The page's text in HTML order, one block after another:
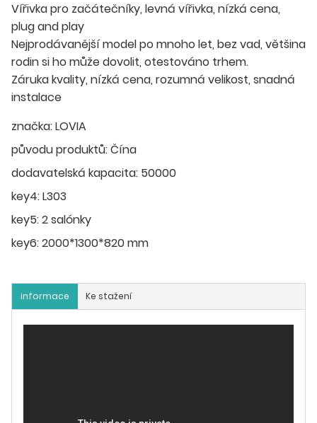
Vířivka pro začátečníky, levná vířivka, nízká cena,
plug and play
Nejprodávanější model po mnoho let, bez vad, většina
rodin si ho může dovolit, otestováno trhem.
Záruka kvality, nízká cena, rozumná velikost, snadná
instalace
značka:LOVIA
původu produktů:Čína
dodavatelská kapacita: 50000
key4:L303
key5:2 salónky
key6:2000*1300*820 mm
informace Ke stažení